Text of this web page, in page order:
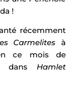
!
récemment
Carmelites à
ce mois de
dans Hamlet